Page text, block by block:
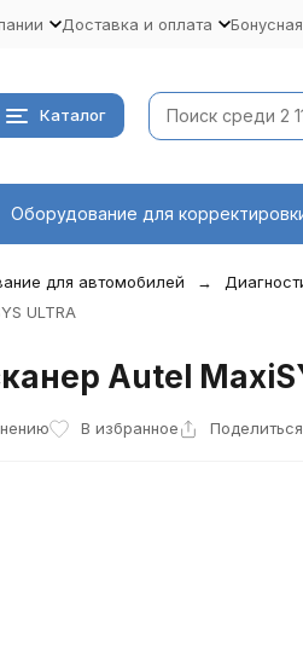
Доставка и оплата
Каталог
Оборудование для
для автомобилей
ULTRA
Autel
В избранное Поделиться